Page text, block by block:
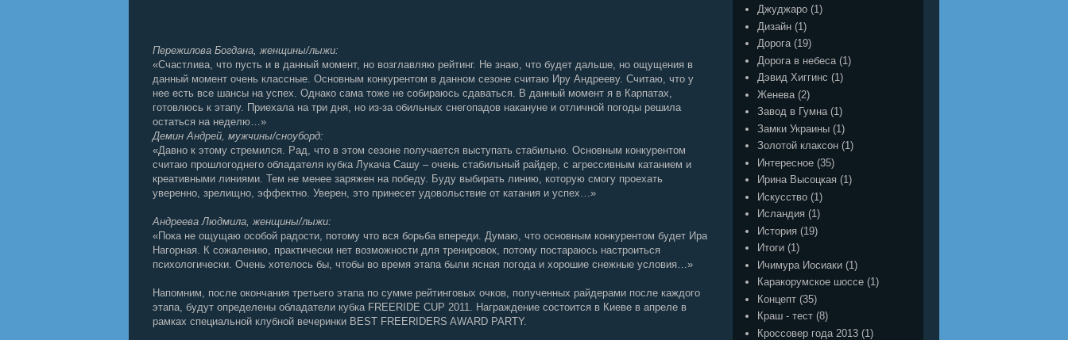
Пережилова Богдана, женщины/лыжи:
«Счастлива, что пусть и в данный момент, но возглавляю рейтинг. Не знаю, что будет дальше, но ощущения в
данный момент очень классные. Основным конкурентом в данном сезоне считаю Иру Андрееву. Считаю, что у
нее есть все шансы на успех. Однако сама тоже не собираюсь сдаваться. В данный момент я в Карпатах,
готовлюсь к этапу. Приехала на три дня, но из-за обильных снегопадов накануне и отличной погоды решила
остаться на неделю…»
Демин Андрей, мужчины/сноуборд:
«Давно к этому стремился. Рад, что в этом сезоне получается выступать стабильно. Основным конкурентом
считаю прошлогоднего обладателя кубка Лукача Сашу – очень стабильный райдер, с агрессивным катанием и
креативными линиями. Тем не менее заряжен на победу. Буду выбирать линию, которую смогу проехать
уверенно, зрелищно, эффектно. Уверен, это принесет удовольствие от катания и успех…»
Андреева Людмила, женщины/лыжи:
«Пока не ощущаю особой радости, потому что вся борьба впереди. Думаю, что основным конкурентом будет Ира
Нагорная. К сожалению, практически нет возможности для тренировок, потому постараюсь настроиться
психологически. Очень хотелось бы, чтобы во время этапа были ясная погода и хорошие снежные условия…»
Напомним, после окончания третьего этапа по сумме рейтинговых очков, полученных райдерами после каждого
этапа, будут определены обладатели кубка FREERIDE CUP 2011. Награждение состоится в Киеве в апреле в
рамках специальной клубной вечеринки BEST FREERIDERS AWARD PARTY.
Джуджаро (1)
Дизайн (1)
Дорога (19)
Дорога в небеса (1)
Дэвид Хиггинс (1)
Женева (2)
Завод в Гумна (1)
Замки Украины (1)
Золотой клаксон (1)
Интересное (35)
Ирина Высоцкая (1)
Искусство (1)
Исландия (1)
История (19)
Итоги (1)
Ичимура Иосиаки (1)
Каракорумское шоссе (1)
Концепт (35)
Краш - тест (8)
Кроссовер года 2013 (1)